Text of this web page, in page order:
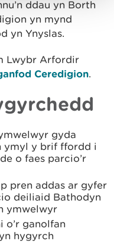
ddau yn Borth
yn mynd
yn Ynyslas.
Lwybr Arfordir
Ceredigion.
gyda
ymyl y brif ffordd i
o faes parcio’r
pren addas ar gyfer
deiliaid Bathodyn
ymwelwyr
o’r ganolfan
hygyrch